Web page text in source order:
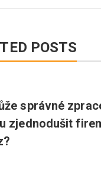
POSTS
správné
zjednodušit